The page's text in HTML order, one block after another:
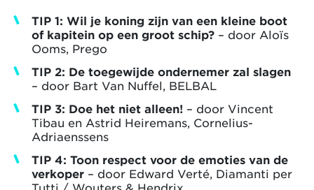
TIP 1: Wil je koning zijn van een kleine boot
of kapitein op een groot schip? – door Aloïs
Ooms, Prego
TIP 2: De toegewijde ondernemer zal slagen
– door Bart Van Nuffel, BELBAL
TIP 3: Doe het niet alleen! – door Vincent
Tibau en Astrid Heiremans, Cornelius-
Adriaenssens
TIP 4: Toon respect voor de emoties van de
verkoper – door Edward Verté, Diamanti per
Tutti / Wouters & Hendrix